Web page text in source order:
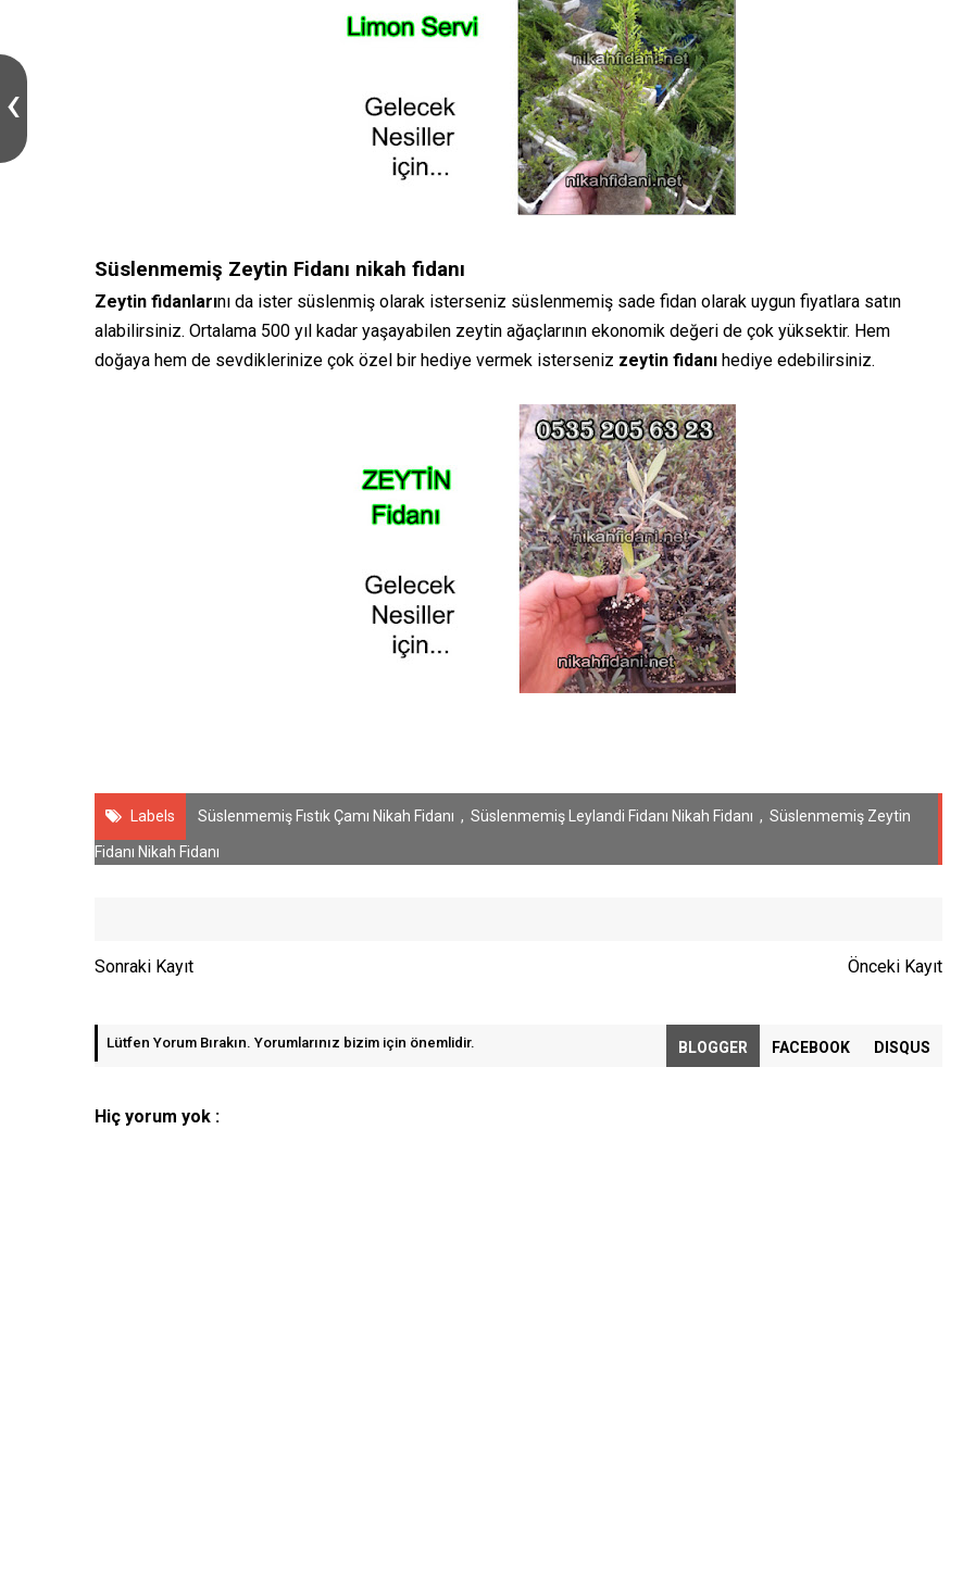
Süslenmemiş Zeytin Fidanı nikah fidanı
Zeytin fidanlarını da ister süslenmiş olarak isterseniz süslenmemiş sade fidan olarak uygun fiyatlara satın
alabilirsiniz. Ortalama 500 yıl kadar yaşayabilen zeytin ağaçlarının ekonomik değeri de çok yüksektir. Hem
doğaya hem de sevdiklerinize çok özel bir hediye vermek isterseniz zeytin fidanı hediye edebilirsiniz.
Labels Süslenmemiş Fıstık Çamı Nikah Fidanı , Süslenmemiş Leylandi Fidanı Nikah Fidanı , Süslenmemiş Zeytin
Fidanı Nikah Fidanı
Sonraki Kayıt Önceki Kayıt
Lütfen Yorum Bırakın. Yorumlarınız bizim için önemlidir. BLOGGER FACEBOOK DISQUS
Hiç yorum yok :